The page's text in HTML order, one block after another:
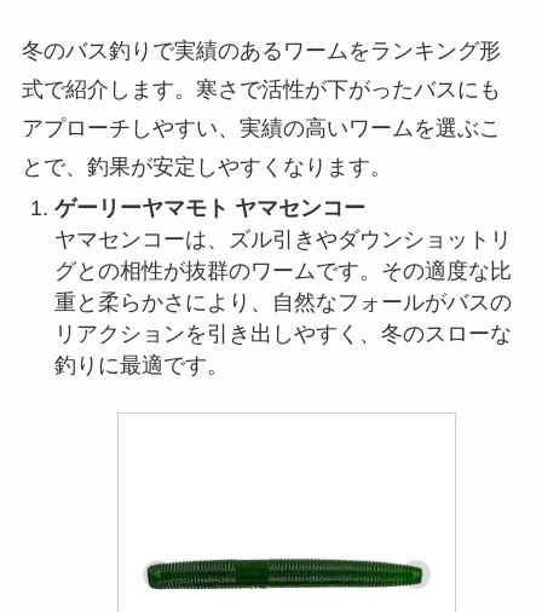
冬のバス釣りで実績のあるワームをランキング形
式で紹介します。寒さで活性が下がったバスにも
アプローチしやすい、実績の高いワームを選ぶこ
とで、釣果が安定しやすくなります。
ゲーリーヤマモト ヤマセンコー
ヤマセンコーは、ズル引きやダウンショットリ
グとの相性が抜群のワームです。その適度な比
重と柔らかさにより、自然なフォールがバスの
リアクションを引き出しやすく、冬のスローな
釣りに最適です。